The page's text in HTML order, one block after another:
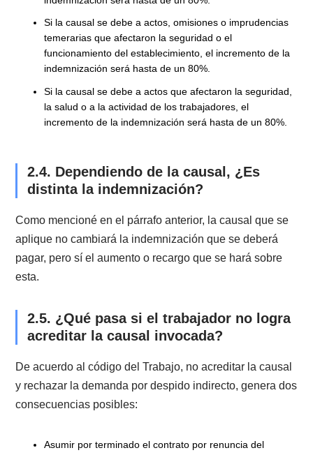
2.2. Si concurre alguna causal ¿Qué
ahora?
comunicar por escrito al empleador y a la Inspección
Trabajo el término del contrato. Recuerda que el
se funda. Una vez realizado esto, tendrás un plazo
días hábiles para interponer una demanda por
2.3. ¿Qué causales pueden provocar
aumento en la indemnización?
de despido indirecto dan un recargo o aumento
indemnización. Sin embargo, el porcentaje de
dependerá de la causal de despido:
Si la causal es incumplimiento de las obligaciones
un 50%